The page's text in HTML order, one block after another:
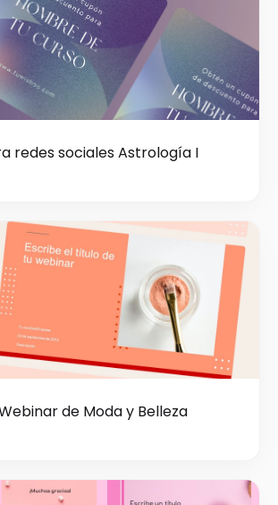
redes sociales Astrología I
de Moda y Belleza